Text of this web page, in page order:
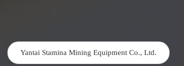
Yantai Stamina Mining Equipment Co., Ltd.